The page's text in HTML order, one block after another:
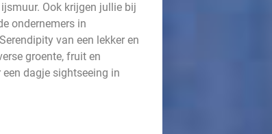
Ook krijgen jullie bij
ondernemers in
van een lekker en
groente, fruit en
dagje sightseeing in